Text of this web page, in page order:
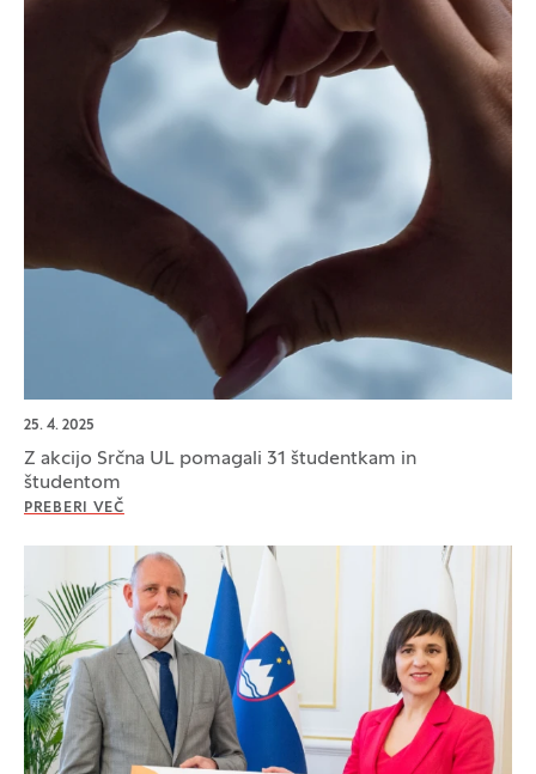
25. 4. 2025
Z akcijo Srčna UL pomagali 31 študentkam in
študentom
PREBERI VEČ